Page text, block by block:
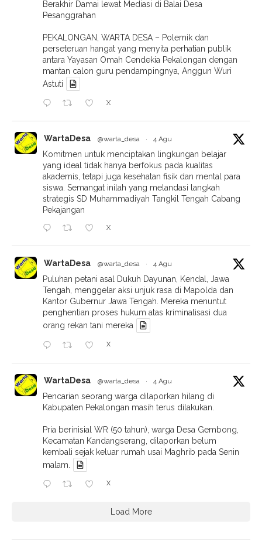
Berakhir Damai lewat Mediasi di Balai Desa
Pesanggrahan
PEKALONGAN, WARTA DESA – Polemik dan
perseteruan hangat yang menyita perhatian publik
antara Yayasan Omah Cendekia Pekalongan dengan
mantan calon guru pendampingnya, Anggun Wuri
Astuti
X
WartaDesa @warta_desa · 4 Agu
Komitmen untuk menciptakan lingkungan belajar
yang ideal tidak hanya berfokus pada kualitas
akademis, tetapi juga kesehatan fisik dan mental para
siswa. Semangat inilah yang melandasi langkah
strategis SD Muhammadiyah Tangkil Tengah Cabang
Pekajangan
X
WartaDesa @warta_desa · 4 Agu
Puluhan petani asal Dukuh Dayunan, Kendal, Jawa
Tengah, menggelar aksi unjuk rasa di Mapolda dan
Kantor Gubernur Jawa Tengah. Mereka menuntut
penghentian proses hukum atas kriminalisasi dua
orang rekan tani mereka
X
WartaDesa @warta_desa · 4 Agu
Pencarian seorang warga dilaporkan hilang di
Kabupaten Pekalongan masih terus dilakukan.
Pria berinisial WR (50 tahun), warga Desa Gembong,
Kecamatan Kandangserang, dilaporkan belum
kembali sejak keluar rumah usai Maghrib pada Senin
malam.
X
Load More